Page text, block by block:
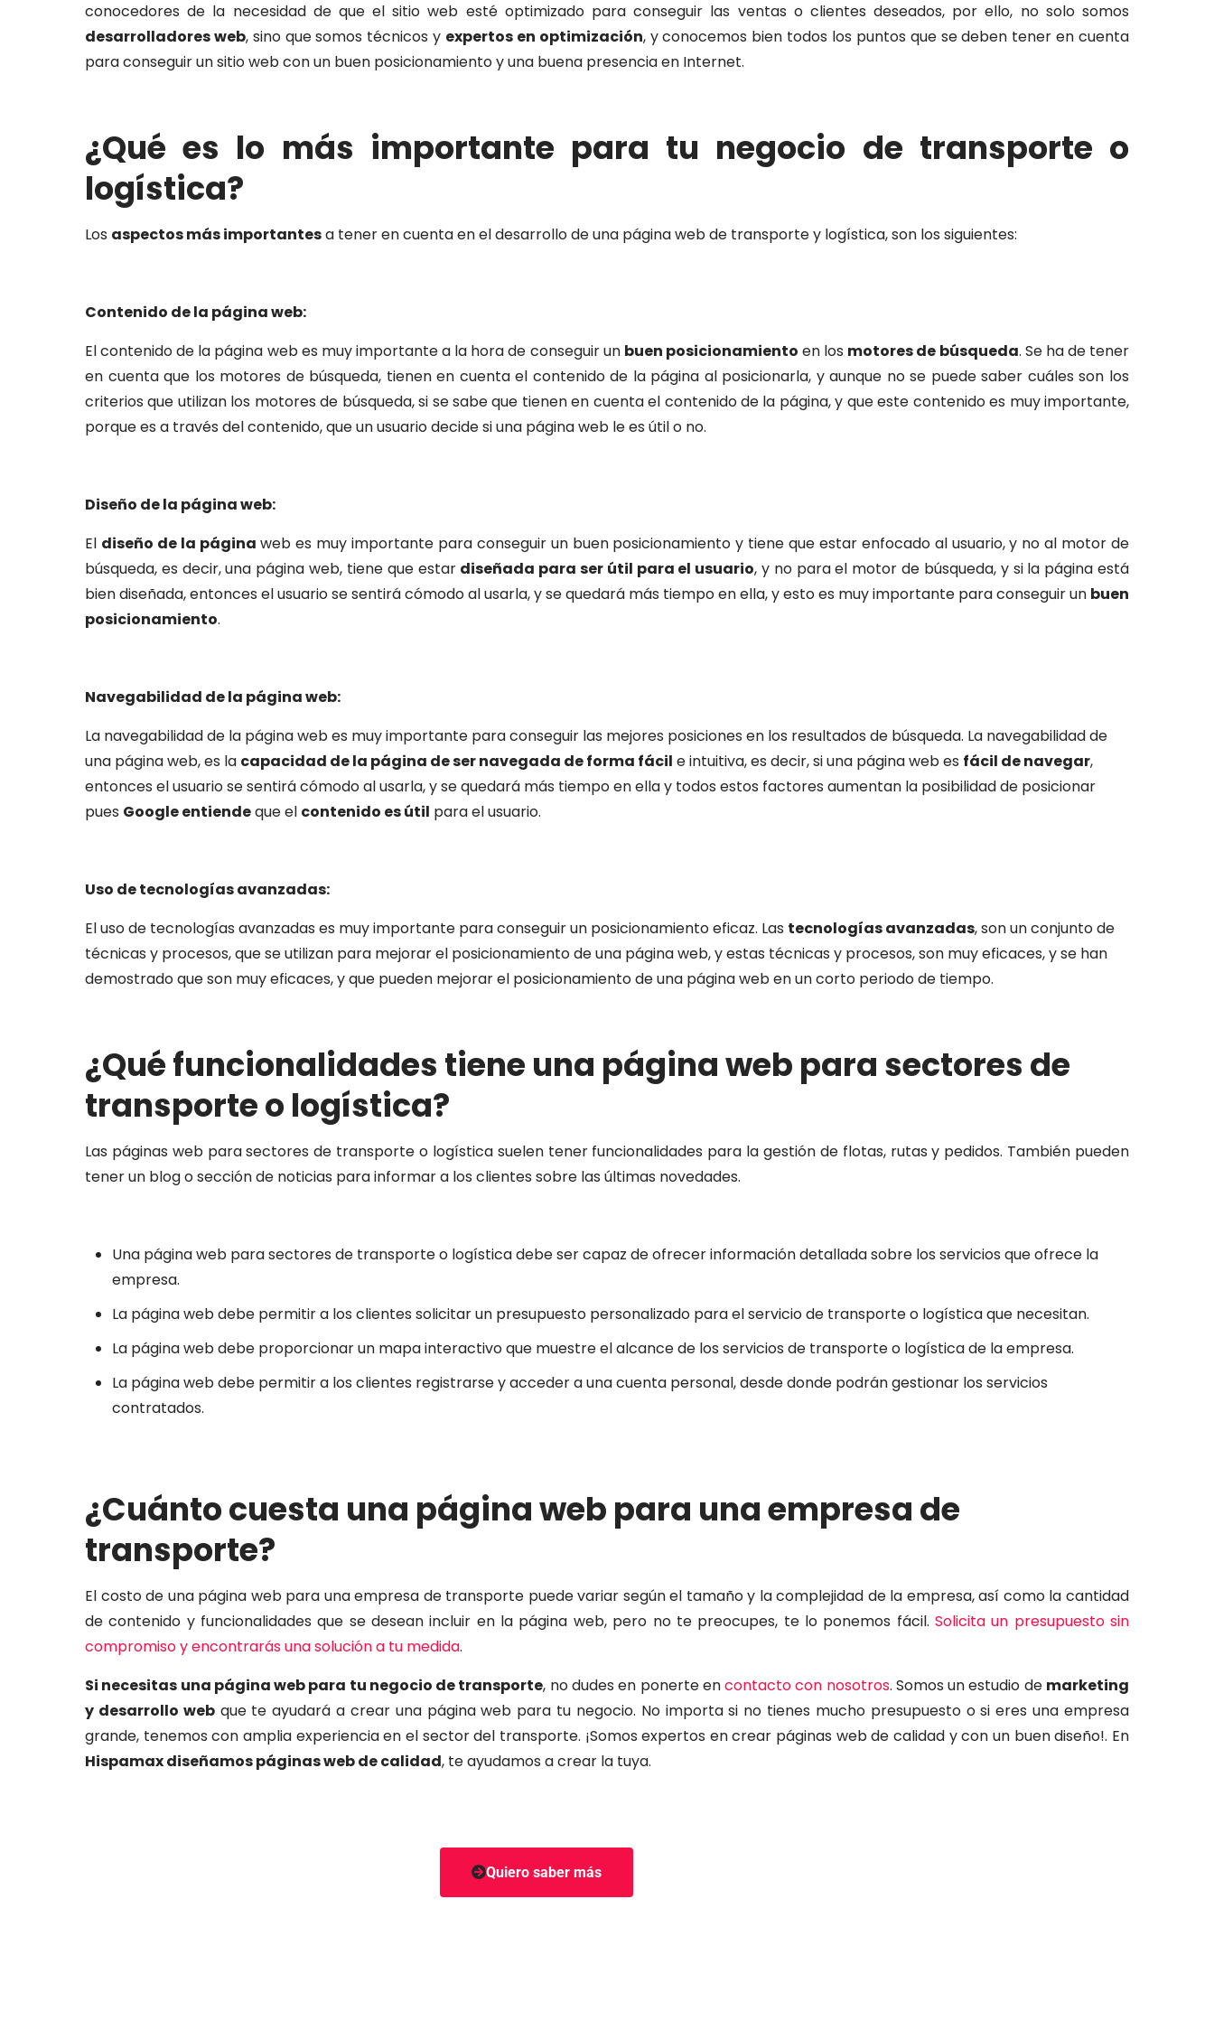
conocedores de la necesidad de que el sitio web esté optimizado para conseguir las ventas o clientes deseados, por ello, no solo somos
desarrolladores web, sino que somos técnicos y expertos en optimización, y conocemos bien todos los puntos que se deben tener en cuenta
para conseguir un sitio web con un buen posicionamiento y una buena presencia en Internet.
¿Qué es lo más importante para tu negocio de transporte o
logística?
Los aspectos más importantesa tener en cuenta en el desarrollo de una página web de transporte y logística, son los siguientes:
Contenido de la página web:
El contenido de la página web es muy importante a la hora de conseguir un buen posicionamiento en los motores de búsqueda. Se ha de tener
en cuenta que los motores de búsqueda, tienen en cuenta el contenido de la página al posicionarla, y aunque no se puede saber cuáles son los
criterios que utilizan los motores de búsqueda, si se sabe que tienen en cuenta el contenido de la página, y que este contenido es muy importante,
porque es a través del contenido, que un usuario decide si una página web le es útil o no.
Diseño de la página web:
El diseño de la página web es muy importante para conseguir un buen posicionamiento y tiene que estar enfocado al usuario, y no al motor de
búsqueda, es decir, una página web, tiene que estar diseñada para ser útil para el usuario, y no para el motor de búsqueda, y si la página está
bien diseñada, entonces el usuario se sentirá cómodo al usarla, y se quedará más tiempo en ella, y esto es muy importante para conseguir un buen
posicionamiento.
Navegabilidad de la página web:
La navegabilidad de la página web es muy importante para conseguir las mejores posiciones en los resultados de búsqueda. La navegabilidad de
una página web, es la capacidad de la página de ser navegada de forma fácil e intuitiva, es decir, si una página web es fácil de navegar,
entonces el usuario se sentirá cómodo al usarla, y se quedará más tiempo en ella y todos estos factores aumentan la posibilidad de posicionar
pues Google entiendeque el contenido es útil para el usuario.
Uso de tecnologías avanzadas:
El uso de tecnologías avanzadas es muy importante para conseguir un posicionamiento eficaz. Las tecnologías avanzadas, son un conjunto de
técnicas y procesos, que se utilizan para mejorar el posicionamiento de una página web, y estas técnicas y procesos, son muy eficaces, y se han
demostrado que son muy eficaces, y que pueden mejorar el posicionamiento de una página web en un corto periodo de tiempo.
¿Qué funcionalidades tiene una página web para sectores de
transporteo logística?
Las páginas web para sectores de transporte o logística suelen tener funcionalidades para la gestión de flotas, rutas y pedidos. También pueden
tener un blog o sección de noticias para informar a los clientes sobre las últimas novedades.
Una página web para sectores de transporte o logística debe ser capaz de ofrecer información detallada sobre los servicios que ofrece la
empresa.
La página web debe permitir a los clientes solicitar un presupuesto personalizado para el servicio de transporte o logística que necesitan.
La página web debe proporcionar un mapa interactivo que muestre el alcance de los servicios de transporte o logística de la empresa.
La página web debe permitir a los clientes registrarse y acceder a una cuenta personal, desde donde podrán gestionar los servicios
contratados.
¿Cuánto cuesta una página web para una empresa de
transporte?
El costo de una página web para una empresa de transporte puede variar según el tamaño y la complejidad de la empresa, así como la cantidad
de contenido y funcionalidades que se desean incluir en la página web, pero notepreocupes, teloponemos fácil. Solicita un presupuestosin
compromisoyencontrarásunasolucióna tu medida.
Si necesitas una página web para tu negocio de transporte, no dudes en ponerte encontacto con nosotros. Somos un estudio de marketing
y desarrollo webque te ayudará a crear una página web para tu negocio. No importa si no tienes mucho presupuesto o si eres una empresa
grande, tenemos con amplia experiencia en el sector del transporte. ¡Somos expertos en crear páginas web de calidad y con un buen diseño!. En
Hispamax diseñamos páginas web de calidad, te ayudamos a crear la tuya.
Quiero saber más